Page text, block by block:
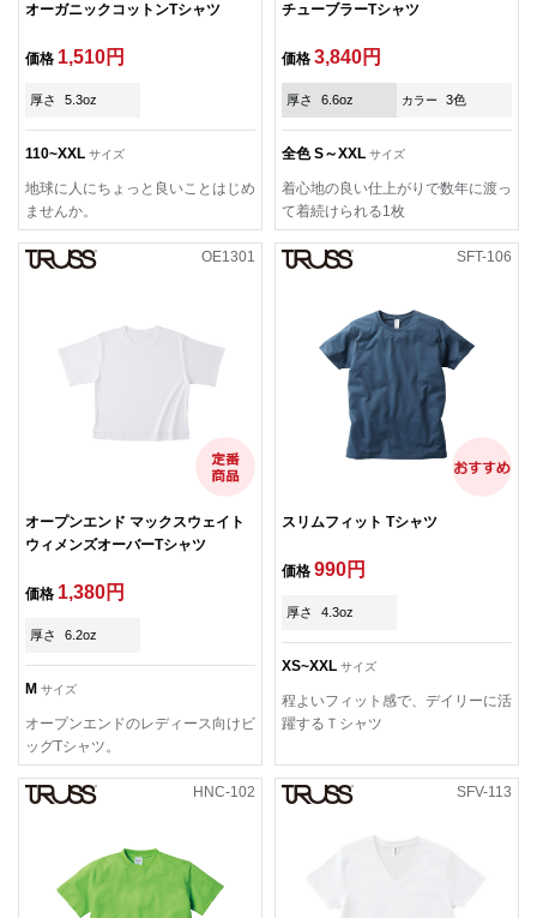
オーガニックコットンTシャツ
価格 1,510円
厚さ 5.3oz
110~XXL サイズ
地球に人にちょっと良いことはじめ
ませんか。
チューブラーTシャツ
価格 3,840円
厚さ 6.6oz カラー 3色
全色 S～XXL サイズ
着心地の良い仕上がりで数年に渡っ
て着続けられる1枚
OE1301
オープンエンド マックスウェイト
ウィメンズオーバーTシャツ
価格 1,380円
厚さ 6.2oz
M サイズ
オープンエンドのレディース向けビ
ッグTシャツ。
SFT-106
スリムフィット Tシャツ
価格 990円
厚さ 4.3oz
XS~XXL サイズ
程よいフィット感で、デイリーに活
躍するＴシャツ
HNC-102 SFV-113